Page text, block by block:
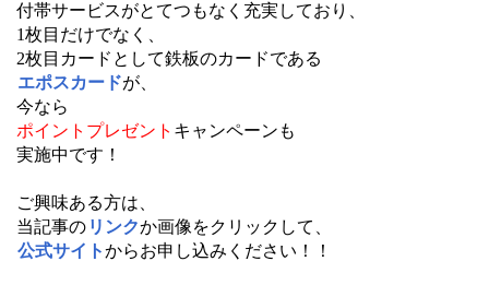
付帯サービスがとてつもなく充実しており、
1枚目だけでなく、
2枚目カードとして鉄板のカードである
エポスカードが、
今なら
ポイントプレゼント キャンペーンも
実施中です！
ご興味ある方は、
当記事の リンクか画像をクリックして、
公式サイトからお申し込みください！！